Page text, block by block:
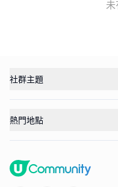
社群主題
熱門地點